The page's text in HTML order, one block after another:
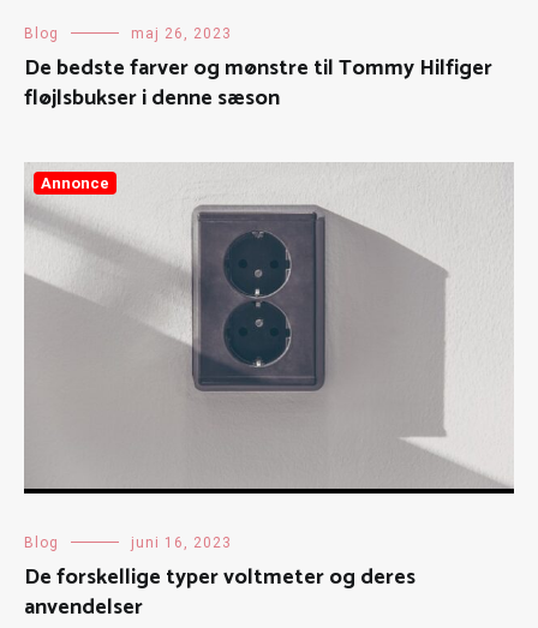
Blog maj 26, 2023
De bedste farver og mønstre til Tommy Hilfiger
fløjlsbukser i denne sæson
Annonce
Blog juni 16, 2023
De forskellige typer voltmeter og deres
anvendelser